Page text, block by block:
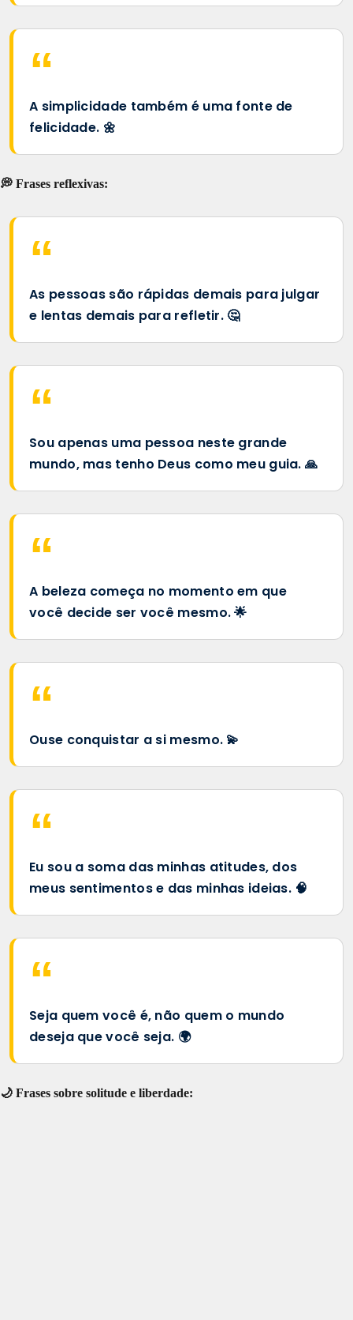
A simplicidade também é uma fonte de
felicidade. 🌼
💭 Frases reflexivas:
As pessoas são rápidas demais para julgar
e lentas demais para refletir. 🤔
Sou apenas uma pessoa neste grande
mundo, mas tenho Deus como meu guia. 🙏
A beleza começa no momento em que
você decide ser você mesmo. 🌟
Ouse conquistar a si mesmo. 💫
Eu sou a soma das minhas atitudes, dos
meus sentimentos e das minhas ideias. 🧠
Seja quem você é, não quem o mundo
deseja que você seja. 🌍
🌙 Frases sobre solitude e liberdade: